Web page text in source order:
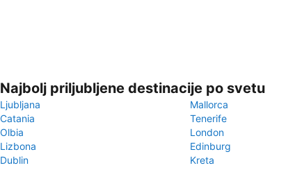
Najbolj priljubljene destinacije po svetu
Ljubljana
Mallorca
Catania
Tenerife
Olbia
London
Lizbona
Edinburg
Dublin
Kreta